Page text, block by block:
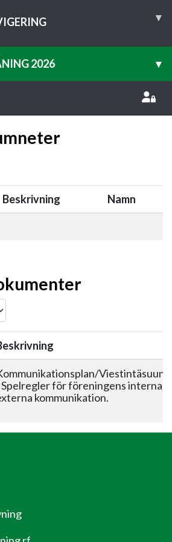
▾
2026 ▾
Beskrivning Namn
Spelregler för föreningens interna
kommunikation.